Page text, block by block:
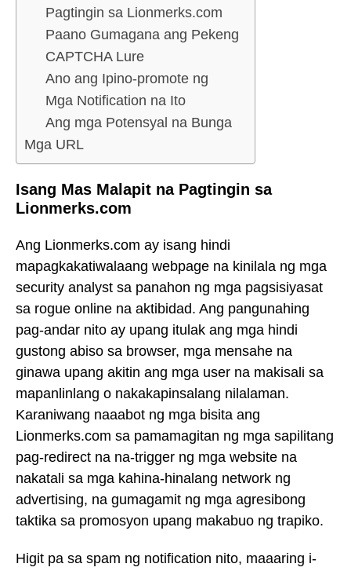
Pagtingin sa Lionmerks.com
Paano Gumagana ang Pekeng
CAPTCHA Lure
Ano ang Ipino-promote ng
Mga Notification na Ito
Ang mga Potensyal na Bunga
Mga URL
Isang Mas Malapit na Pagtingin sa
Lionmerks.com
Ang Lionmerks.com ay isang hindi
mapagkakatiwalaang webpage na kinilala ng mga
security analyst sa panahon ng mga pagsisiyasat
sa rogue online na aktibidad. Ang pangunahing
pag-andar nito ay upang itulak ang mga hindi
gustong abiso sa browser, mga mensahe na
ginawa upang akitin ang mga user na makisali sa
mapanlinlang o nakakapinsalang nilalaman.
Karaniwang naaabot ng mga bisita ang
Lionmerks.com sa pamamagitan ng mga sapilitang
pag-redirect na na-trigger ng mga website na
nakatali sa mga kahina-hinalang network ng
advertising, na gumagamit ng mga agresibong
taktika sa promosyon upang makabuo ng trapiko.
Higit pa sa spam ng notification nito, maaaring i-